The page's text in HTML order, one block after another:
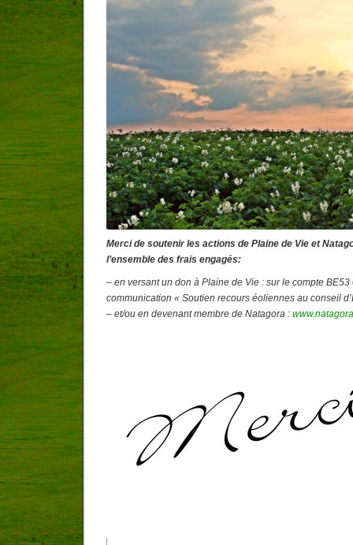
Merci de soutenir les actions de Plaine de Vie et
l’ensemble des frais engagés:
– en versant un don à Plaine de Vie : sur le compte
communication « Soutien recours éoliennes au conseil
– et/ou en devenant membre de Natagora :